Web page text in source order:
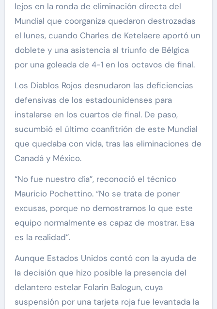
lejos en la ronda de eliminación directa del
Mundial que coorganiza quedaron destrozadas
el lunes, cuando Charles de Ketelaere aportó un
doblete y una asistencia al triunfo de Bélgica
por una goleada de 4-1 en los octavos de final.
Los Diablos Rojos desnudaron las deficiencias
defensivas de los estadounidenses para
instalarse en los cuartos de final. De paso,
sucumbió el último coanfitrión de este Mundial
que quedaba con vida, tras las eliminaciones de
Canadá y México.
“No fue nuestro día”, reconoció el técnico
Mauricio Pochettino. “No se trata de poner
excusas, porque no demostramos lo que este
equipo normalmente es capaz de mostrar. Esa
es la realidad”.
Aunque Estados Unidos contó con la ayuda de
la decisión que hizo posible la presencia del
delantero estelar Folarin Balogun, cuya
suspensión por una tarjeta roja fue levantada la